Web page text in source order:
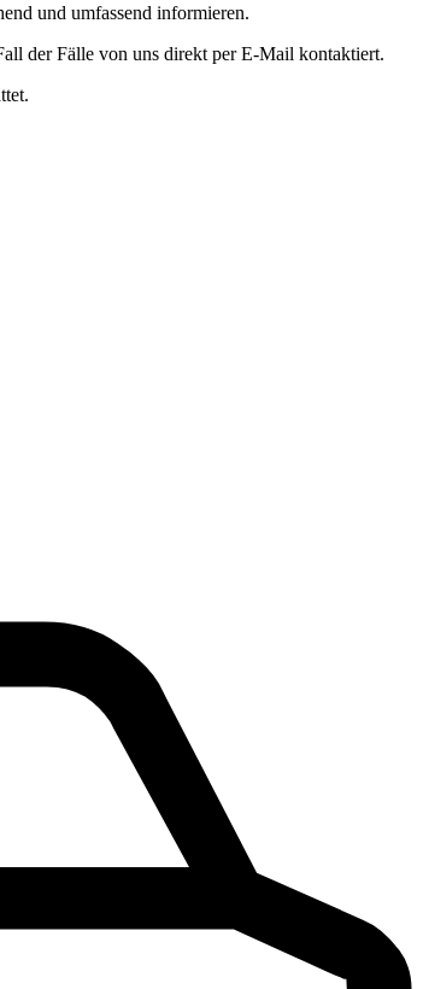
und umfassend informieren.
der Fälle von uns direkt per E-Mail kontaktiert.